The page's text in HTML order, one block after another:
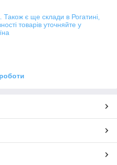
є ще склади в Рогатині,
товарів уточняйте у